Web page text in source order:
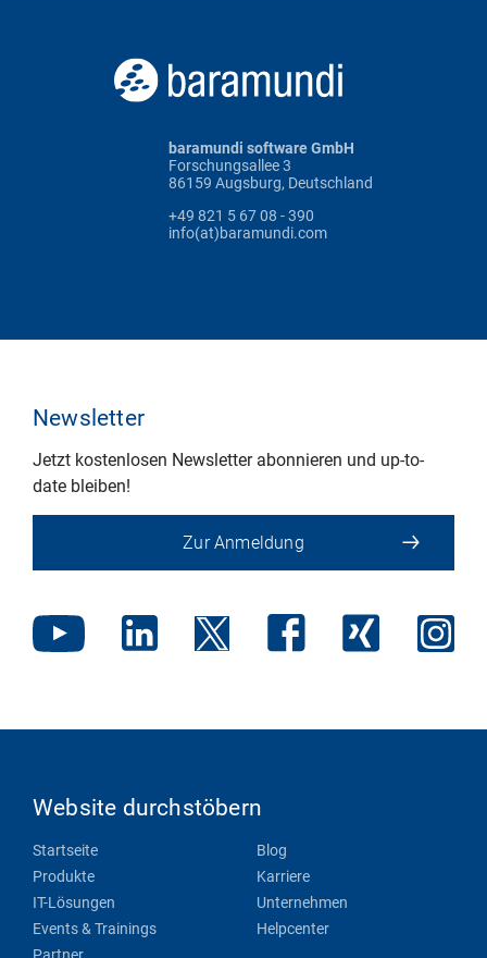
baramundi software GmbH
Forschungsallee 3
86159 Augsburg, Deutschland
+49 821 5 67 08 - 390
info(at)baramundi.com
Newsletter
Jetzt kostenlosen Newsletter abonnieren und up-to-
date bleiben!
Zur Anmeldung
Website durchstöbern
Startseite
Produkte
IT-Lösungen
Events & Trainings
Blog
Karriere
Unternehmen
Helpcenter